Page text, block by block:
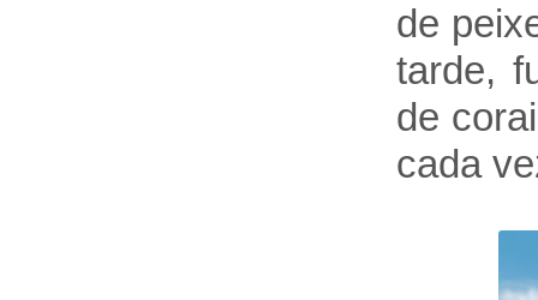
de
tarde,
de
cada